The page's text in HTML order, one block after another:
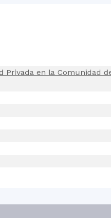
Privada en la Comunidad